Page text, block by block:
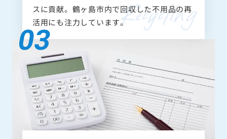
スに貢献。鶴ヶ島市内で回収した不用品の再
活用にも注力しています。